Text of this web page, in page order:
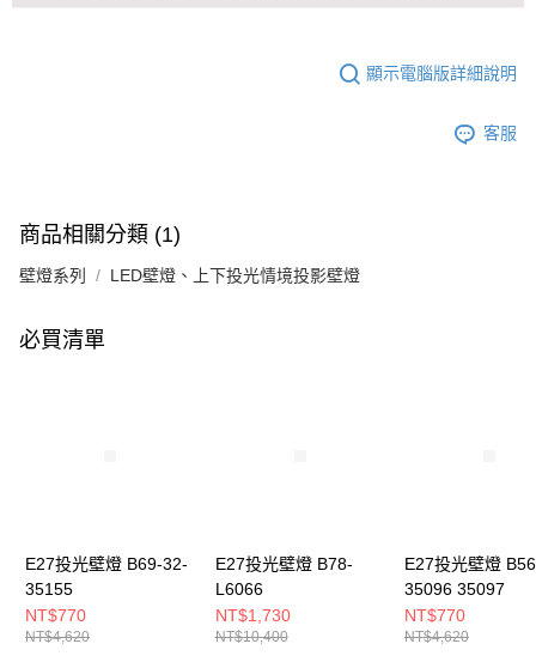
顯示電腦版詳細說明
客服
商品相關分類 (1)
壁燈系列 LED壁燈、上下投光情境投影壁燈
必買清單
E27投光壁燈 B69-32-
35155
NT$770
NT$4,620
E27投光壁燈 B78-
L6066
NT$1,730
NT$10,400
E27投光壁燈
35096 35097
NT$770
NT$4,620